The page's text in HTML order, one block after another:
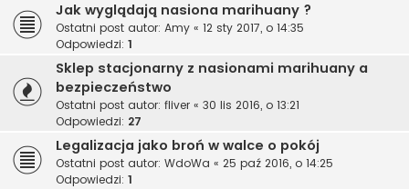
Jak wyglądają nasiona marihuany ?
Ostatni post autor: Amy « 12 sty 2017, o 14:35
Odpowiedzi: 1
Sklep stacjonarny z nasionami marihuany a
bezpieczeństwo
Ostatni post autor: fliver « 30 lis 2016, o 13:21
Odpowiedzi: 27
Legalizacja jako broń w walce o pokój
Ostatni post autor: WdoWa « 25 paź 2016, o 14:25
Odpowiedzi: 1